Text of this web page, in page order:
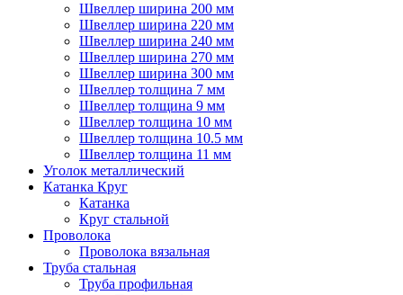
Швеллер ширина 200 мм
Швеллер ширина 220 мм
Швеллер ширина 240 мм
Швеллер ширина 270 мм
Швеллер ширина 300 мм
Швеллер толщина 7 мм
Швеллер толщина 9 мм
Швеллер толщина 10 мм
Швеллер толщина 10.5 мм
Швеллер толщина 11 мм
Уголок металлический
Катанка Круг
Катанка
Круг стальной
Проволока
Проволока вязальная
Труба стальная
Труба профильная